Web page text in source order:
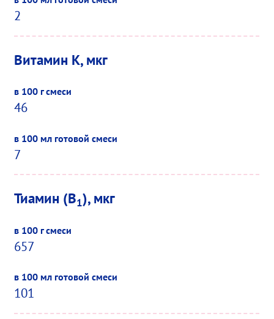
2
Витамин K, мкг
46
7
Тиамин (B1), мкг
657
101